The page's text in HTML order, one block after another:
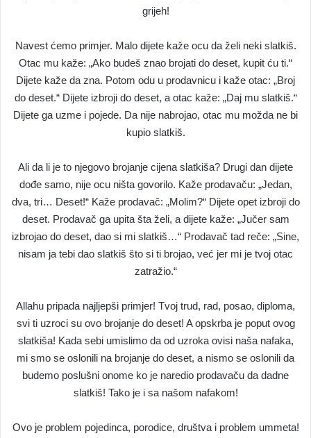
grijeh!
Navest ćemo primjer. Malo dijete kaže ocu da želi neki slatkiš.
Otac mu kaže: „Ako budeš znao brojati do deset, kupit ću ti.“
Dijete kaže da zna. Potom odu u prodavnicu i kaže otac: „Broj
do deset.“ Dijete izbroji do deset, a otac kaže: „Daj mu slatkiš.“
Dijete ga uzme i pojede. Da nije nabrojao, otac mu možda ne bi
kupio slatkiš.
Ali da li je to njegovo brojanje cijena slatkiša? Drugi dan dijete
dođe samo, nije ocu ništa govorilo. Kaže prodavaču: „Jedan,
dva, tri… Deset!“ Kaže prodavač: „Molim?“ Dijete opet izbroji do
deset. Prodavač ga upita šta želi, a dijete kaže: „Jučer sam
izbrojao do deset, dao si mi slatkiš…“ Prodavač tad reče: „Sine,
nisam ja tebi dao slatkiš što si ti brojao, već jer mi je tvoj otac
zatražio.“
Allahu pripada najljepši primjer! Tvoj trud, rad, posao, diploma,
svi ti uzroci su ovo brojanje do deset! A opskrba je poput ovog
slatkiša! Kada sebi umislimo da od uzroka ovisi naša nafaka,
mi smo se oslonili na brojanje do deset, a nismo se oslonili da
budemo poslušni onome ko je naredio prodavaču da dadne
slatkiš! Tako je i sa našom nafakom!
Ovo je problem pojedinca, porodice, društva i problem ummeta!